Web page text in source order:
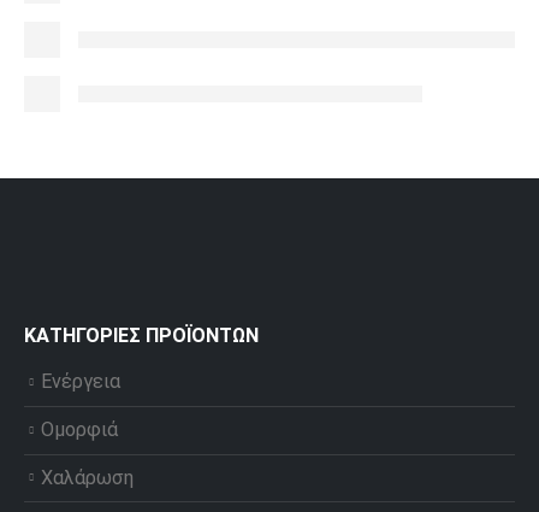
ΚΑΤΗΓΟΡΊΕΣ ΠΡΟΪΌΝΤΩΝ
Ενέργεια
Ομορφιά
Χαλάρωση